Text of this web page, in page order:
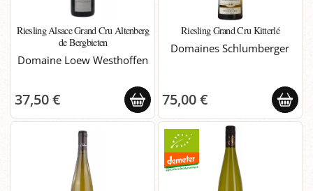
Riesling Alsace Grand Cru Altenberg
de Bergbieten
Domaine Loew Westhoffen
37,50 €
Riesling Grand Cru Kitterlé
Domaines Schlumberger
75,00 €